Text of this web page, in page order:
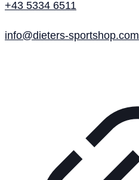
+43 5334 6511
info@dieters-sportshop.com